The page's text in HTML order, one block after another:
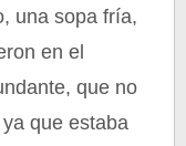
una sopa fría,
en el
que no
que estaba